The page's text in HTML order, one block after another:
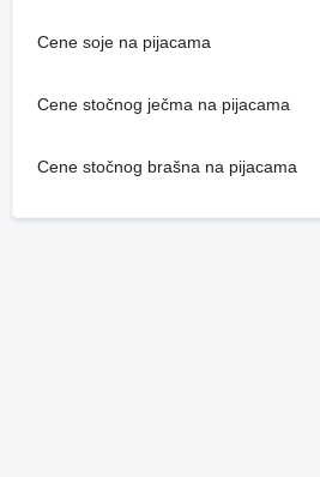
Cene soje na pijacama
Cene stočnog ječma na pijacama
Cene stočnog brašna na pijacama